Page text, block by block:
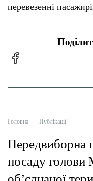
перевезенні
Головна Публікації
Передвиборна
посаду голови